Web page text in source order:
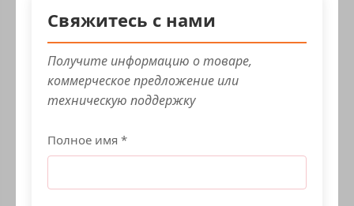
Свяжитесь с нами
Получите информацию о товаре,
коммерческое предложение или
техническую поддержку
Полное имя *